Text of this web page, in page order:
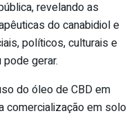
revelando as
do canabidiol e
políticos, culturais e
gerar.
do óleo de CBD em
comercialização em solo